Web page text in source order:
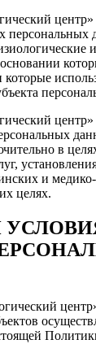
центр»
персональных
которые
центр»
в
и
целях.
центр»